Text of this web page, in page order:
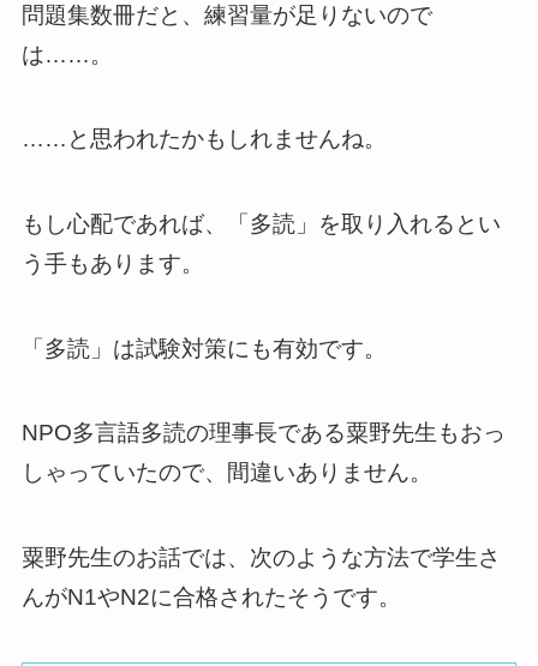
問題集数冊だと、練習量が足りないので
は……。
……と思われたかもしれませんね。
もし心配であれば、「多読」を取り入れるとい
う手もあります。
「多読」は試験対策にも有効です。
NPO多言語多読の理事長である粟野先生もおっ
しゃっていたので、間違いありません。
粟野先生のお話では、次のような方法で学生さ
んがN1やN2に合格されたそうです。